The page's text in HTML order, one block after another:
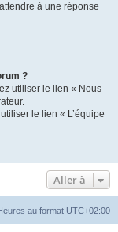
à une réponse
?
utiliser le lien « Nous
le lien « L’équipe
Aller à
au format UTC+02:00